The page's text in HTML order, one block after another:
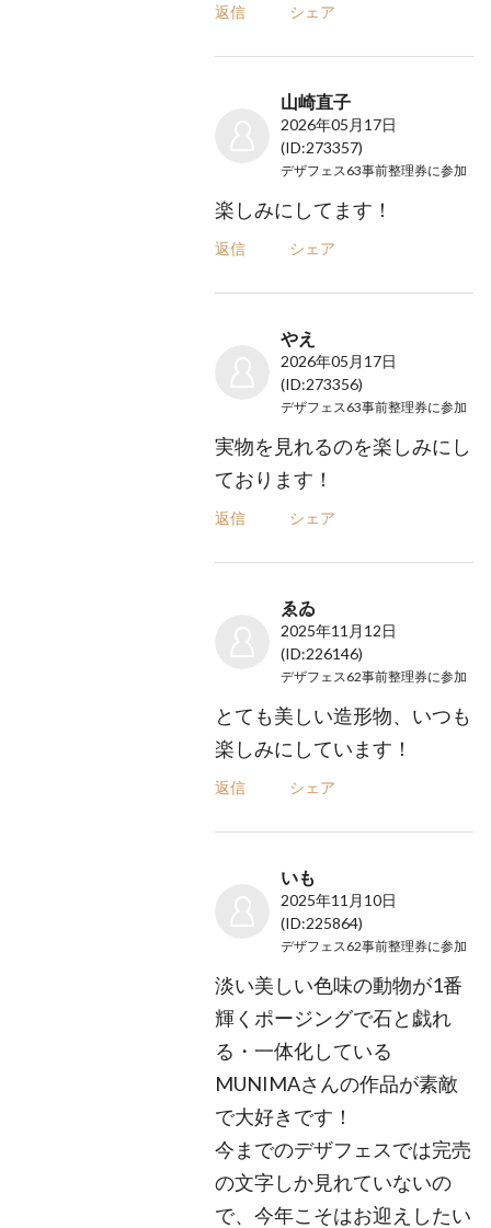
返信 シェア
山崎直子
2026年05月17日
(ID:273357)
デザフェス63事前整理券に参加
楽しみにしてます！
返信 シェア
やえ
2026年05月17日
(ID:273356)
デザフェス63事前整理券に参加
実物を見れるのを楽しみにし
ております！
返信 シェア
ゑゐ
2025年11月12日
(ID:226146)
デザフェス62事前整理券に参加
とても美しい造形物、いつも
楽しみにしています！
返信 シェア
いも
2025年11月10日
(ID:225864)
デザフェス62事前整理券に参加
淡い美しい色味の動物が1番
輝くポージングで石と戯れ
る・一体化している
MUNIMAさんの作品が素敵
で大好きです！
今までのデザフェスでは完売
の文字しか見れていないの
で、今年こそはお迎えしたい